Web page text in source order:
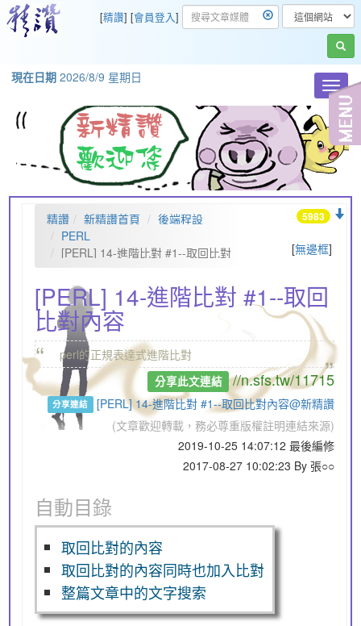
[精讚] [會員登入]
現在日期 2026/8/9 星期日
[無邊框]
精讚 新精讚首頁
後端程設
PERL
[PERL] 14-進階比對 #1--取回比對
5983
[PERL] 14-進階比對 #1--取回
比對內容
“ perl的正規表達式進階比對 „
分享此文連結 //n.sfs.tw/11715
分享連結
[PERL] 14-進階比對 #1--取回比對內容@新精讚
(文章歡迎轉載，務必尊重版權註明連結來源)
2019-10-25 14:07:12 最後編修
2017-08-27 10:02:23 By 張○○
自動目錄
取回比對的內容
取回比對的內容同時也加入比對
整篇文章中的文字搜索